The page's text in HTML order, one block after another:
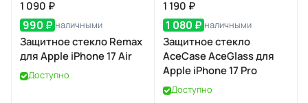
1 090 ₽
990 ₽ наличными
Защитное стекло Remax
для Apple iPhone 17 Air
Доступно
1 190 ₽
1 080 ₽ наличными
Защитное стекло
AceCase AceGlass для
Apple iPhone 17 Pro
Доступно